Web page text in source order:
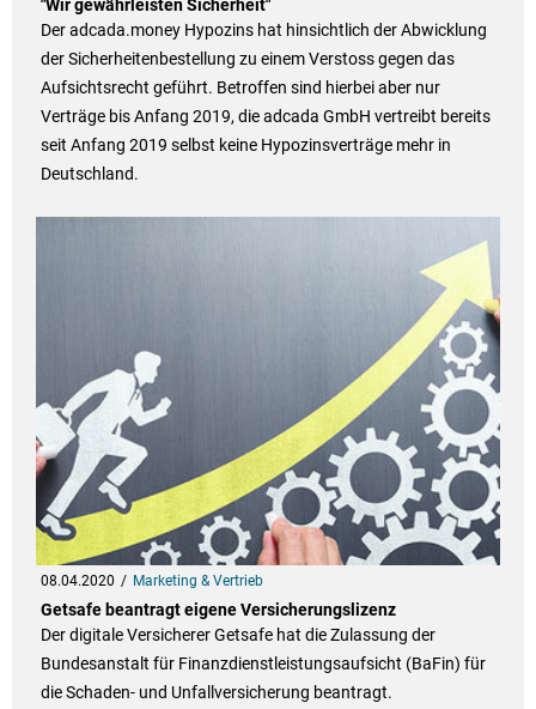
"Wir gewährleisten Sicherheit"
Der adcada.money Hypozins hat hinsichtlich der Abwicklung
der Sicherheitenbestellung zu einem Verstoss gegen das
Aufsichtsrecht geführt. Betroffen sind hierbei aber nur
Verträge bis Anfang 2019, die adcada GmbH vertreibt bereits
seit Anfang 2019 selbst keine Hypozinsverträge mehr in
Deutschland.
08.04.2020 Marketing & Vertrieb
Getsafe beantragt eigene Versicherungslizenz
Der digitale Versicherer Getsafe hat die Zulassung der
Bundesanstalt für Finanzdienstleistungsaufsicht (BaFin) für
die Schaden- und Unfallversicherung beantragt.